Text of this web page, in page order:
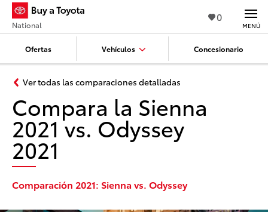
0
Ofertas Vehículos Concesionario
National MENÚ
Ver todas las comparaciones detalladas
Compara la Sienna
2021 vs. Odyssey
2021
Comparación 2021: Sienna vs. Odyssey